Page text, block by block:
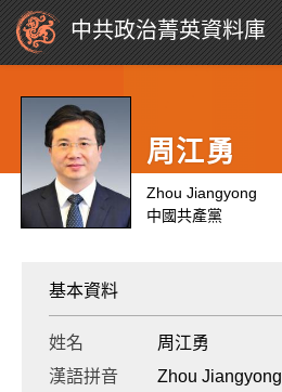
中共政治菁英資料庫
周江勇
Zhou Jiangyong
中國共產黨
基本資料
姓名
周江勇
漢語拼音
Zhou Jiangyong